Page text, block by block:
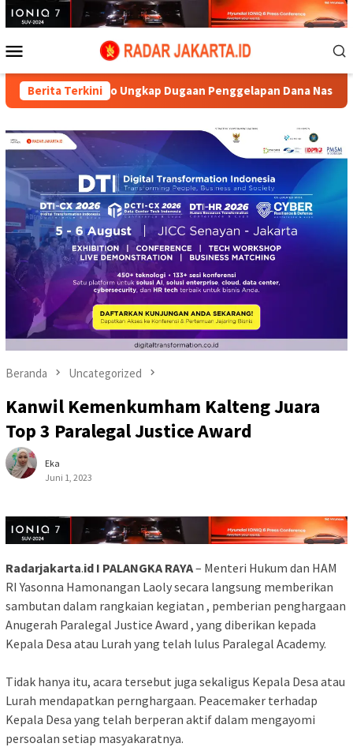
Loncat
ke
Mobile
Berita Terkini
Aryo Ungkap Dugaan Penggelapan Dana Nasabah di KSP MDS
Beranda Uncategorized
Kanwil Kemenkumham Kalteng Juara
Top 3 Paralegal Justice Award
Eka
Juni 1, 2023
Radarjakarta.id I PALANGKA RAYA– Menteri Hukum dan HAM
RI Yasonna Hamonangan Laoly secara langsung memberikan
sambutan dalam rangkaian kegiatan , pemberian penghargaan
Anugerah Paralegal Justice Award , yang diberikan kepada
Kepala Desa atau Lurah yang telah lulus Paralegal Academy.
Tidak hanya itu, acara tersebut juga sekaligus Kepala Desa atau
Lurah mendapatkan pernghargaan. Peacemaker terhadap
Kepala Desa yang telah berperan aktif dalam mengayomi
persoalan setiap masyakaratnya.